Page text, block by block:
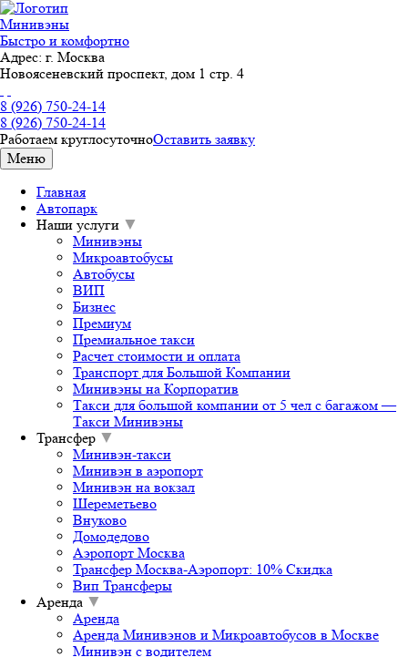
Минивэны
Быстро и комфортно
Адрес: г. Москва
Новоясеневский проспект, дом 1 стр. 4
8 (926) 750-24-14
8 (926) 750-24-14
Работаем круглосуточноОставить заявку
Меню
Главная
Автопарк
Наши услуги ▼
Минивэны
Микроавтобусы
Автобусы
ВИП
Бизнес
Премиум
Премиальное такси
Расчет стоимости и оплата
Транспорт для Большой Компании
Минивэны на Корпоратив
Такси для большой компании от 5 чел с багажом —
Такси Минивэны
Трансфер ▼
Минивэн-такси
Минивэн в аэропорт
Минивэн на вокзал
Шереметьево
Внуково
Домодедово
Аэропорт Москва
Трансфер Москва-Аэропорт: 10% Скидка
Вип Трансферы
Аренда ▼
Аренда
Аренда Минивэнов и Микроавтобусов в Москве
Минивэн с водителем